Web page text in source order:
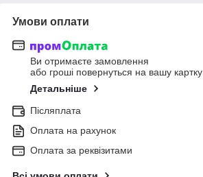
Умови оплати
Ви отримаєте замовлення
або гроші повернуться на вашу картку
Детальніше
Післяплата
Оплата на рахунок
Оплата за реквізитами